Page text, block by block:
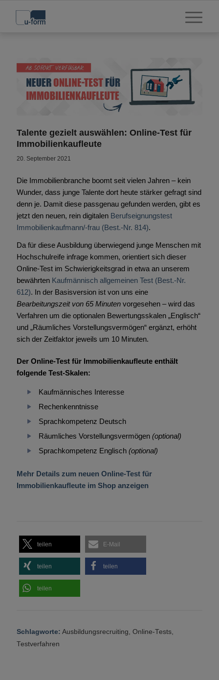
Talente gezielt auswählen: Online-Test für
Immobilienkaufleute
20. September 2021
Die Immobilienbranche boomt seit vielen Jahren – kein
Wunder, dass junge Talente dort heute stärker gefragt sind
denn je. Damit diese passgenau gefunden werden, gibt es
jetzt den neuen, rein digitalen Berufseignungstest
Immobilienkaufmann/-frau (Best.-Nr. 814).
Da für diese Ausbildung überwiegend junge Menschen mit
Hochschulreife infrage kommen, orientiert sich dieser
Online-Test im Schwierigkeitsgrad in etwa an unserem
bewährten Kaufmännisch allgemeinen Test (Best.-Nr.
612). In der Basisversion ist von uns eine
Bearbeitungszeit von 65 Minutenvorgesehen – wird das
Verfahren um die optionalen Bewertungsskalen „Englisch“
und „Räumliches Vorstellungsvermögen“ ergänzt, erhöht
sich der Zeitfaktor jeweils um 10 Minuten.
Der Online-Test für Immobilienkaufleute enthält
folgende Test-Skalen:
Kaufmännisches Interesse
Rechenkenntnisse
Sprachkompetenz Deutsch
Räumliches Vorstellungsvermögen (optional)
Sprachkompetenz Englisch (optional)
Mehr Details zum neuen Online-Test für
Immobilienkaufleute im Shop anzeigen
teilen E-Mail
teilen teilen
teilen
Schlagworte: Ausbildungsrecruiting, Online-Tests,
Testverfahren